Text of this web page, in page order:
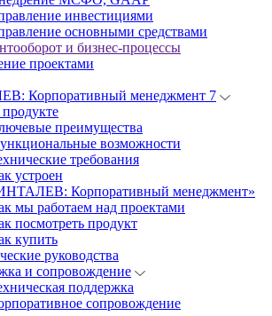
инвестициями
основными средствами
и бизнес-процессы
проектами
Корпоративный менеджмент 7
преимущества
возможности
требования
устроен
Корпоративный менеджмент»
мы работаем над проектами
посмотреть продукт
купить
руководства
и сопровождение
поддержка
сопровождение